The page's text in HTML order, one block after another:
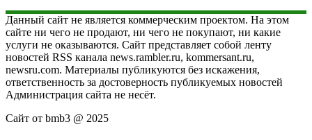
Данный сайт не является коммерческим проектом. На этом
сайте ни чего не продают, ни чего не покупают, ни какие
услуги не оказываются. Сайт представляет собой ленту
новостей RSS канала news.rambler.ru, kommersant.ru,
newsru.com. Материалы публикуются без искажения,
ответственность за достоверность публикуемых новостей
Администрация сайта не несёт.
Сайт от bmb3 @ 2025